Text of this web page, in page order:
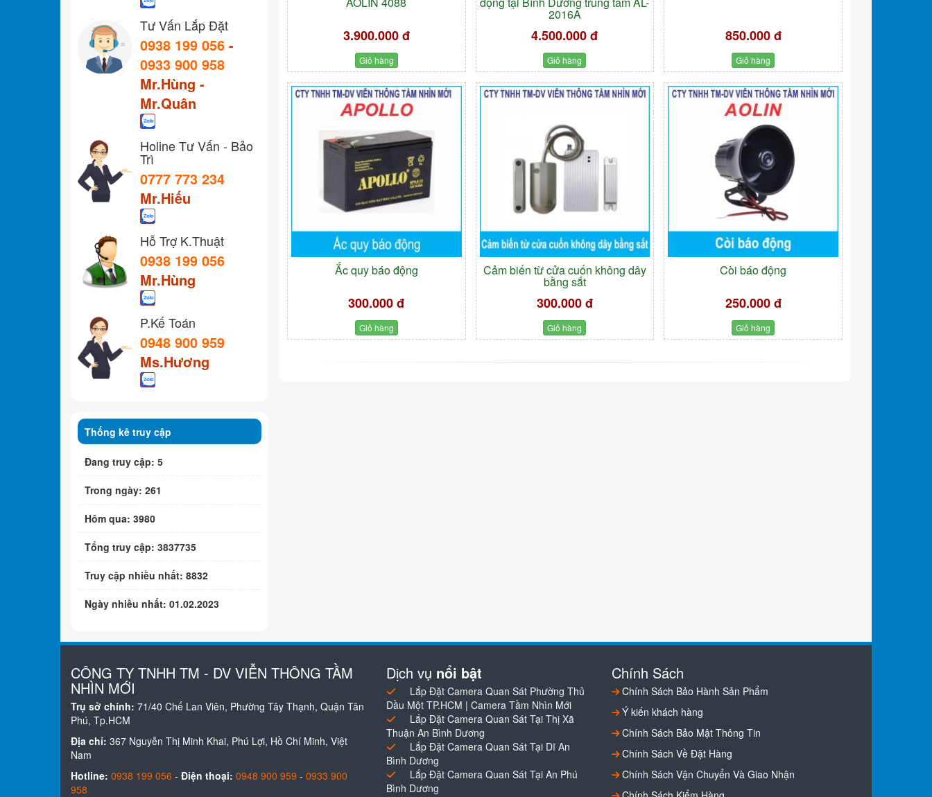
3.900.000 đ
Giỏ hàng
2016A
4.500.000 đ
Giỏ hàng
850.000 đ
Giỏ hàng
Ắc quy báo động
300.000 đ
Giỏ hàng
Cảm biến từ cửa cuốn không dây
bằng sắt
300.000 đ
Giỏ hàng
Còi báo động
250.000 đ
Giỏ hàng
Tư Vấn Lắp Đặt
0938 199 056 -
0933 900 958
Mr.Hùng -
Mr.Quân
Holine Tư Vấn - Bảo
Trì
0777 773 234
Mr.Hiếu
Hỗ Trợ K.Thuật
0938 199 056
Mr.Hùng
P.Kế Toán
0948 900 959
Ms.Hương
Thống kê truy cập
Đang truy cập: 5
Trong ngày: 261
Hôm qua: 3980
Tổng truy cập: 3837735
Truy cập nhiều nhất: 8832
Ngày nhiều nhất: 01.02.2023
CÔNG TY TNHH TM - DV VIỄN THÔNG TẦM
NHÌN MỚI
Trụ sở chính: 71/40 Chế Lan Viên, Phường Tây Thạnh, Quận Tân
Phú, Tp.HCM
Địa chỉ: 367 Nguyễn Thị Minh Khai, Phú Lợi, Hồ Chí Minh, Việt
Nam
Hotline: 0938 199 056 - Điện thoại: 0948 900 959 - 0933 900
958
Dịch vụ nổi bật
Lắp Đặt Camera Quan Sát Phường Thủ
Dầu Một TP.HCM | Camera Tầm Nhìn Mới
Lắp Đặt Camera Quan Sát Tại Thị Xã
Thuận An Bình Dương
Lắp Đặt Camera Quan Sát Tại Dĩ An
Bình Dương
Lắp Đặt Camera Quan Sát Tại An Phú
Bình Dương
Chính Sách
Chính Sách Bảo Hành Sản Phẩm
Ý kiến khách hàng
Chính Sách Bảo Mật Thông Tin
Chính Sách Về Đặt Hàng
Chính Sách Vận Chuyển Và Giao Nhận